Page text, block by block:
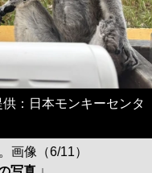
：日本モンキーセンタ
画像（6/11）